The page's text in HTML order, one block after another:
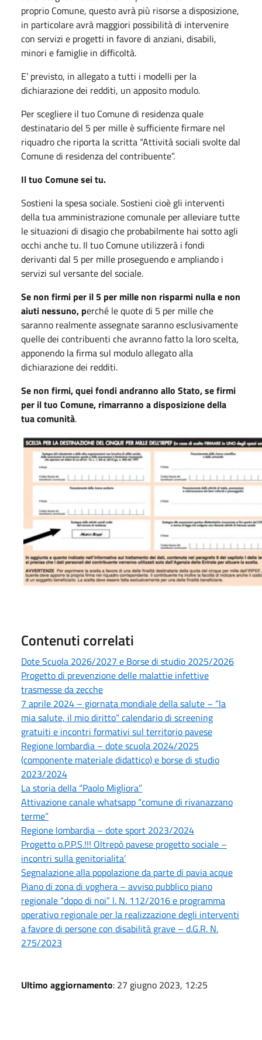
proprio Comune, questo avrà più risorse a disposizione,
in particolare avrà maggiori possibilità di intervenire
con servizi e progetti in favore di anziani, disabili,
minori e famiglie in difficoltà.
E’ previsto, in allegato a tutti i modelli per la
dichiarazione dei redditi, un apposito modulo.
Per scegliere il tuo Comune di residenza quale
destinatario del 5 per mille è sufficiente firmare nel
riquadro che riporta la scritta “Attività sociali svolte dal
Comune di residenza del contribuente”.
Il tuo Comune sei tu.
Sostieni la spesa sociale. Sostieni cioè gli interventi
della tua amministrazione comunale per alleviare tutte
le situazioni di disagio che probabilmente hai sotto agli
occhi anche tu. Il tuo Comune utilizzerà i fondi
derivanti dal 5 per mille proseguendo e ampliando i
servizi sul versante del sociale.
Se non firmi per il 5 per mille non risparmi nulla e non
aiuti nessuno, perché le quote di 5 per mille che
saranno realmente assegnate saranno esclusivamente
quelle dei contribuenti che avranno fatto la loro scelta,
apponendo la firma sul modulo allegato alla
dichiarazione dei redditi.
Se non firmi, quei fondi andranno allo Stato, se firmi
per il tuo Comune, rimarranno a disposizione della
tua comunità.
Contenuti correlati
Dote Scuola 2026/2027 e Borse di studio 2025/2026
Progetto di prevenzione delle malattie infettive
trasmesse da zecche
7 aprile 2024 – giornata mondiale della salute – “la
mia salute, il mio diritto” calendario di screening
gratuiti e incontri formativi sul territorio pavese
Regione lombardia – dote scuola 2024/2025
(componente materiale didattico) e borse di studio
2023/2024
La storia della “Paolo Migliora”
Attivazione canale whatsapp “comune di rivanazzano
terme”
Regione lombardia – dote sport 2023/2024
Progetto o.P.P.S.!!! Oltrepò pavese progetto sociale –
incontri sulla genitorialita’
Segnalazione alla popolazione da parte di pavia acque
Piano di zona di voghera – avviso pubblico piano
regionale “dopo di noi” l. N. 112/2016 e programma
operativo regionale per la realizzazione degli interventi
a favore di persone con disabilità grave – d.G.R. N.
275/2023
Ultimo aggiornamento: 27 giugno 2023, 12:25